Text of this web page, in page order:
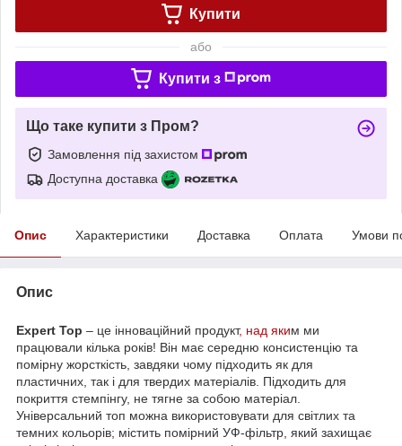
Купити
або
Купити з
Що таке купити з Пром?
Замовлення під захистом
Доступна доставка
Опис Характеристики Доставка Оплата Умови
Опис
Expert Top – це інноваційний продукт, над яким ми
працювали кілька років! Він має середню консистенцію та
помірну жорсткість, завдяки чому підходить як для
пластичних, так і для твердих матеріалів. Підходить для
покриття стемпінгу, не тягне за собою матеріал.
Універсальний топ можна використовувати для світлих та
темних кольорів; містить помірний УФ-фільтр, який захищає